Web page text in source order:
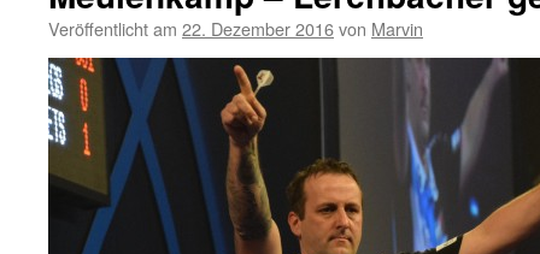
Veröffentlicht am 22. Dezember 2016von Marvin